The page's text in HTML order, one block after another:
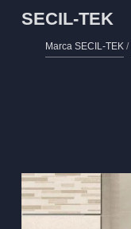
SECIL-TEK
Marca SECIL-TEK /